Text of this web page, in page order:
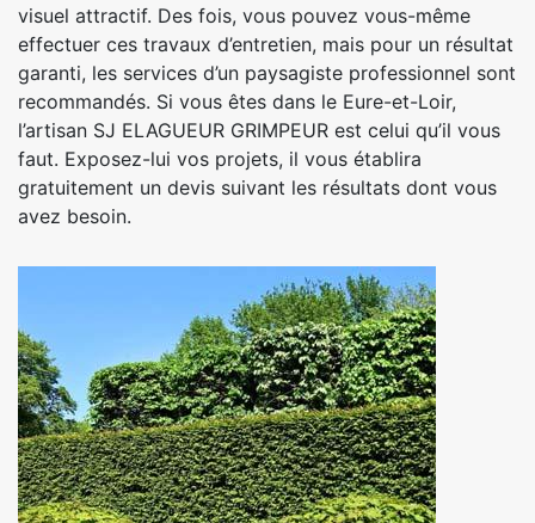
visuel attractif. Des fois, vous pouvez vous-même
effectuer ces travaux d’entretien, mais pour un résultat
garanti, les services d’un paysagiste professionnel sont
recommandés. Si vous êtes dans le Eure-et-Loir,
l’artisan SJ ELAGUEUR GRIMPEUR est celui qu’il vous
faut. Exposez-lui vos projets, il vous établira
gratuitement un devis suivant les résultats dont vous
avez besoin.